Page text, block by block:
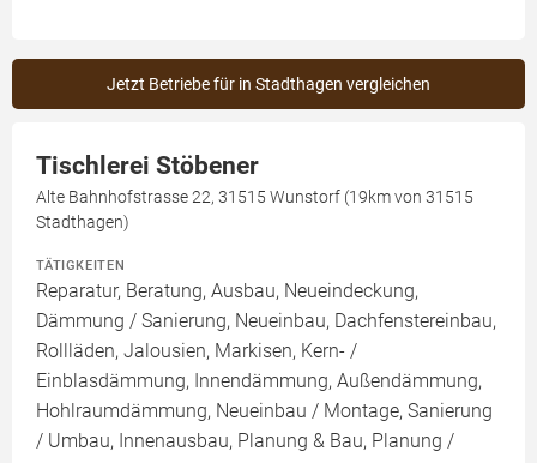
Jetzt Betriebe für in Stadthagen vergleichen
Tischlerei Stöbener
Alte Bahnhofstrasse 22, 31515 Wunstorf (19km von 31515
Stadthagen)
TÄTIGKEITEN
Reparatur, Beratung, Ausbau, Neueindeckung,
Dämmung / Sanierung, Neueinbau, Dachfenstereinbau,
Rollläden, Jalousien, Markisen, Kern- /
Einblasdämmung, Innendämmung, Außendämmung,
Hohlraumdämmung, Neueinbau / Montage, Sanierung
/ Umbau, Innenausbau, Planung & Bau, Planung /